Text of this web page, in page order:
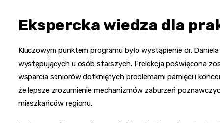
Ekspercka wiedza dla
Kluczowym punktem programu było wystąpienie dr.
występujących u osób starszych. Prelekcja poświęcona
wsparcia seniorów dotkniętych problemami pamięci i
że lepsze zrozumienie mechanizmów zaburzeń
mieszkańców regionu.